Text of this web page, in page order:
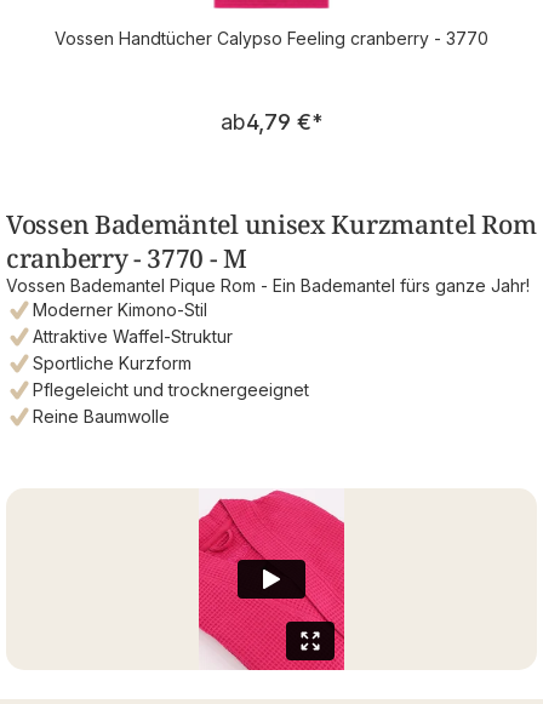
Vossen Handtücher Calypso Feeling cranberry - 3770
Regulärer Preis:
ab4,79 €*
Vossen Bademäntel unisex Kurzmantel Rom
cranberry - 3770 - M
Vossen Bademantel Pique Rom - Ein Bademantel fürs ganze Jahr!
Moderner Kimono-Stil
Attraktive Waffel-Struktur
Sportliche Kurzform
Pflegeleicht und trocknergeeignet
Reine Baumwolle